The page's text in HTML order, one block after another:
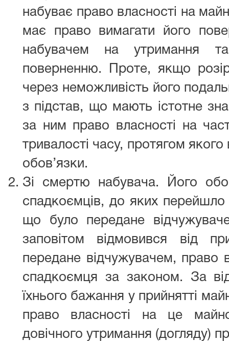
набуває право власності на
має право вимагати його
набувачем на утримання
поверненню. Проте, якщо
через неможливість його
з підстав, що мають істотне
за ним право власності на
тривалості часу, протягом
обов’язки.
Зі смертю набувача. Його
спадкоємців, до яких
що було передане
заповітом відмовився від
передане відчужувачем, право
спадкоємця за законом. За
їхнього бажання у прийнятті
право власності на це
довічного утримання (догляду)